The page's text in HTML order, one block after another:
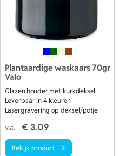
Plantaardige waskaars 70gr
Valo
Glazen houder met kurkdeksel
Leverbaar in 4 kleuren
Lasergravering op deksel/potje
v.a. € 3.09
Bekijk product